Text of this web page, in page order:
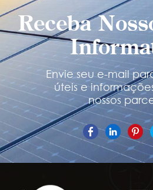
Receba
Envie seu e-mail
úteis e
nossos